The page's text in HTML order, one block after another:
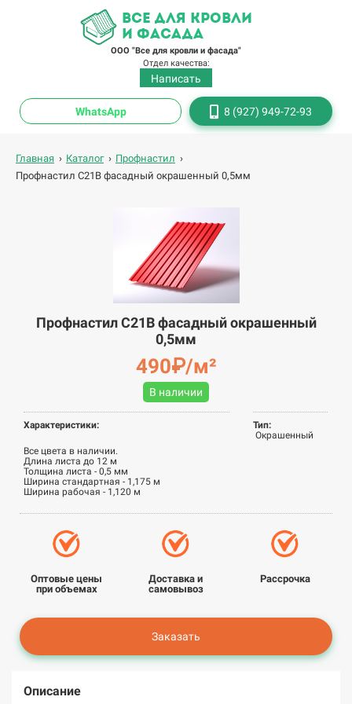
все для кровли
и фасада
ООО "Все для кровли и фасада"
Отдел качества:
Написать
WhatsApp 8 (927) 949-72-93
Главная › Каталог › Профнастил ›
Профнастил С21В фасадный окрашенный 0,5мм
Профнастил С21В фасадный окрашенный
0,5мм
490₽/м²
В наличии
Характеристики:
Все цвета в наличии.
Длина листа до 12 м
Толщина листа - 0,5 мм
Ширина стандартная - 1,175 м
Ширина рабочая - 1,120 м
Тип:
Окрашенный
Оптовые цены
при объемах
Доставка и
самовывоз
Рассрочка
Заказать
Описание